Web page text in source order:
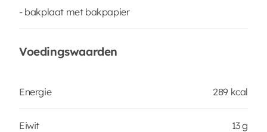
- bakplaat met bakpapier
Voedingswaarden
Energie 289 kcal
Eiwit 13 g